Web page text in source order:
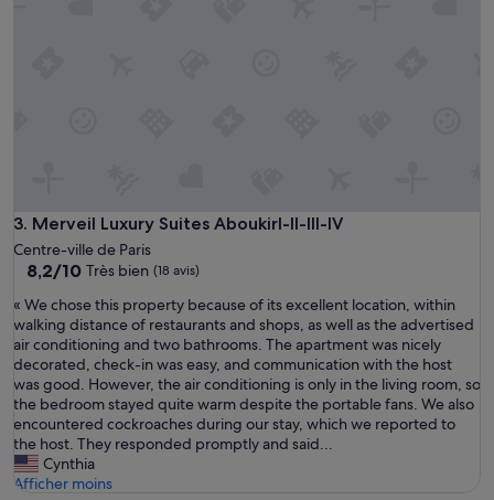
r
a
n
r
e
g
a
r
d
i
3. Merveil Luxury Suites AboukirI-II-III-IV
Merveil Luxury Suites AboukirI-II-III-IV
Centre-ville de Paris
8.2
10,
Très
bien,
(18 avis)
8,2/10 Très bien (18 avis)
«
W
e
c
h
o
s
e
t
h
« We chose this property because of its excellent location, within
walking distance of restaurants and shops, as well as the advertised
air conditioning and two bathrooms. The apartment was nicely
decorated, check-in was easy, and communication with the host
was good. However, the air conditioning is only in the living room, so
the bedroom stayed quite warm despite the portable fans. We also
encountered cockroaches during our stay, which we reported to
the host. They responded promptly and said...
Cynthia
Afficher moins